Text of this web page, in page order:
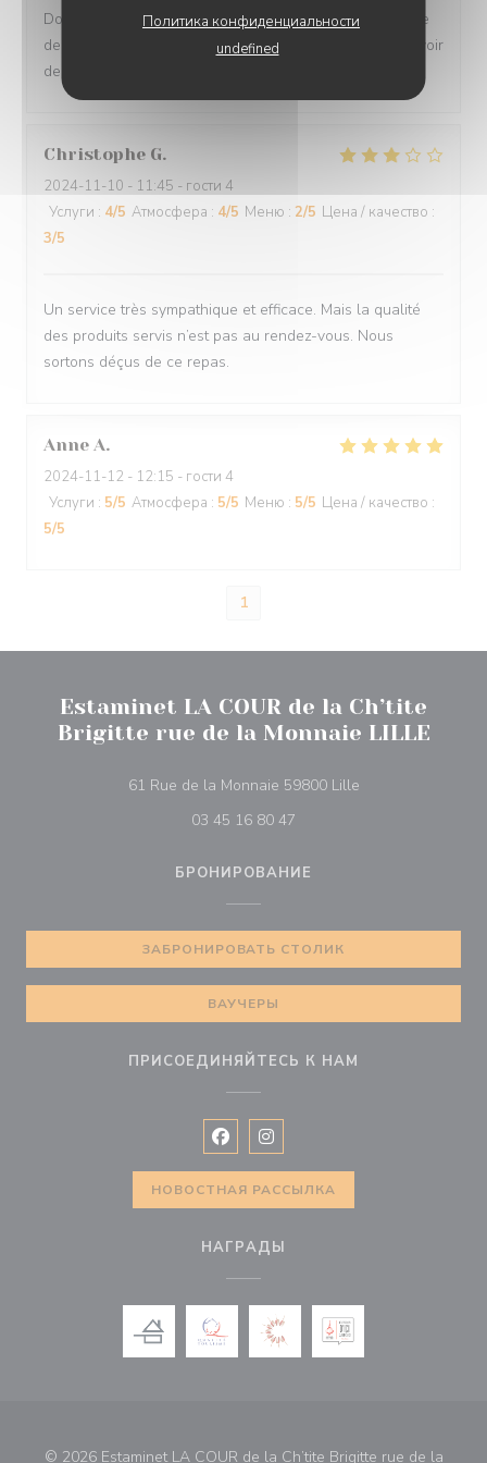
Политика конфиденциальности
undefined
Dommage d être obligé de réserver en donnant le Code
de sa carte avec 120 euros déduit si retard ! Il y a du avoir
des abus en même temps ! Moche
Christophe G
2024-11-10 - 11:45 - гости 4
Услуги : 4/5 Атмосфера : 4/5 Меню : 2/5 Цена / качество :
3/5
Un service très sympathique et efficace. Mais la qualité
des produits servis n’est pas au rendez-vous. Nous
sortons déçus de ce repas.
Anne A
2024-11-12 - 12:15 - гости 4
Услуги : 5/5 Атмосфера : 5/5 Меню : 5/5 Цена / качество :
5/5
1
Estaminet LA COUR de la Ch’tite
Brigitte rue de la Monnaie LILLE
61 Rue de la Monnaie 59800 Lille((открывается в
03 45 16 80 47
БРОНИРОВАНИЕ
ЗАБРОНИРОВАТЬ СТОЛИК
ВАУЧЕРЫ
ПРИСОЕДИНЯЙТЕСЬ К НАМ
Facebook ((открывается в новом
Instagram ((открывается в
НОВОСТНАЯ РАССЫЛКА
НАГРАДЫ
© 2026 Estaminet LA COUR de la Ch’tite Brigitte rue de la